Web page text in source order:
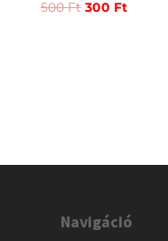
500Ft Original
300 FtCurrent
Navigáció